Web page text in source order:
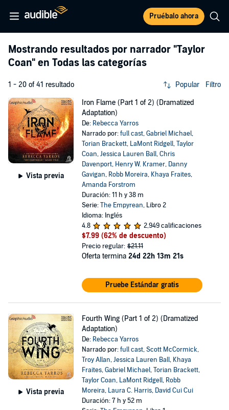
Pruébalo ahora
Mostrando resultados por narrador "Taylor
Coan" en Todas las categorías
1 - 20 of 41 resultado Popular Filtro
Vista previa
Iron Flame (Part 1 of 2) (Dramatized
Adaptation)
De: Rebecca Yarros
Narrado por:full cast,Gabriel Michael,
Torian Brackett, LaMont Ridgell,Taylor
Coan,Jessica Lauren Ball,Chris
Davenport, Henry W. Kramer, Danny
Gavigan, Robb Moreira, Khaya Fraites,
Amanda Forstrom
Duración: 11 h y 38 m
Serie:The Empyrean, Libro 2
Idioma: Inglés
4.8
2,949 calificaciones
$7.99 (62% de descuento)
Precio regular: $21.11
Oferta termina 24d 22h 13m 20s
Pruebe Estándar gratis
Vista previa
Fourth Wing (Part 1 of 2) (Dramatized
Adaptation)
De: Rebecca Yarros
Narrado por:full cast,Scott McCormick,
Troy Allan,Jessica Lauren Ball, Khaya
Fraites,Gabriel Michael,Torian Brackett,
Taylor Coan, LaMont Ridgell, Robb
Moreira, Laura C. Harris, David Cui Cui
Duración: 7 h y 52 m